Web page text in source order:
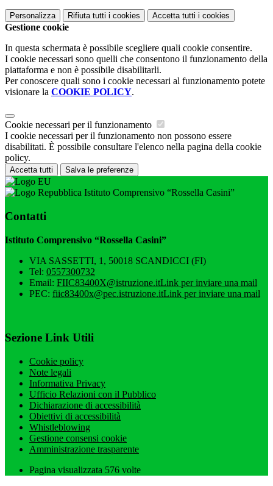
Personalizza Rifiuta tutti i cookies Accetta tutti i cookies
Gestione cookie
In questa schermata è possibile scegliere quali cookie consentire.
I cookie necessari sono quelli che consentono il funzionamento della
piattaforma e non è possibile disabilitarli.
Per conoscere quali sono i cookie necessari al funzionamento potete
visionare la COOKIE POLICY.
Cookie necessari per il funzionamento
I cookie necessari per il funzionamento non possono essere
disabilitati. È possibile consultare l'elenco nella pagina della cookie
policy.
Accetta tutti Salva le preferenze
Istituto Comprensivo “Rossella Casini”
Contatti
Istituto Comprensivo “Rossella Casini”
VIA SASSETTI, 1, 50018 SCANDICCI (FI)
Tel: 0557300732
Email: FIIC83400X@istruzione.itLink per inviare una mail
PEC: fiic83400x@pec.istruzione.itLink per inviare una mail
Sezione Link Utili
Cookie policy
Note legali
Informativa Privacy
Ufficio Relazioni con il Pubblico
Dichiarazione di accessibilità
Obiettivi di accessibilità
Whistleblowing
Gestione consensi cookie
Amministrazione trasparente
Pagina visualizzata 576 volte